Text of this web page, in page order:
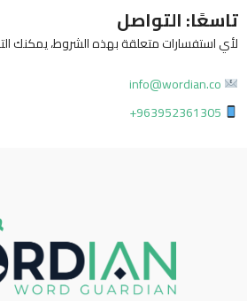
تاسعًا: التواصل
لأي استفسارات متعلقة بهذه الشروط، يمكنك
info@wordian.co
96
3952361305
+